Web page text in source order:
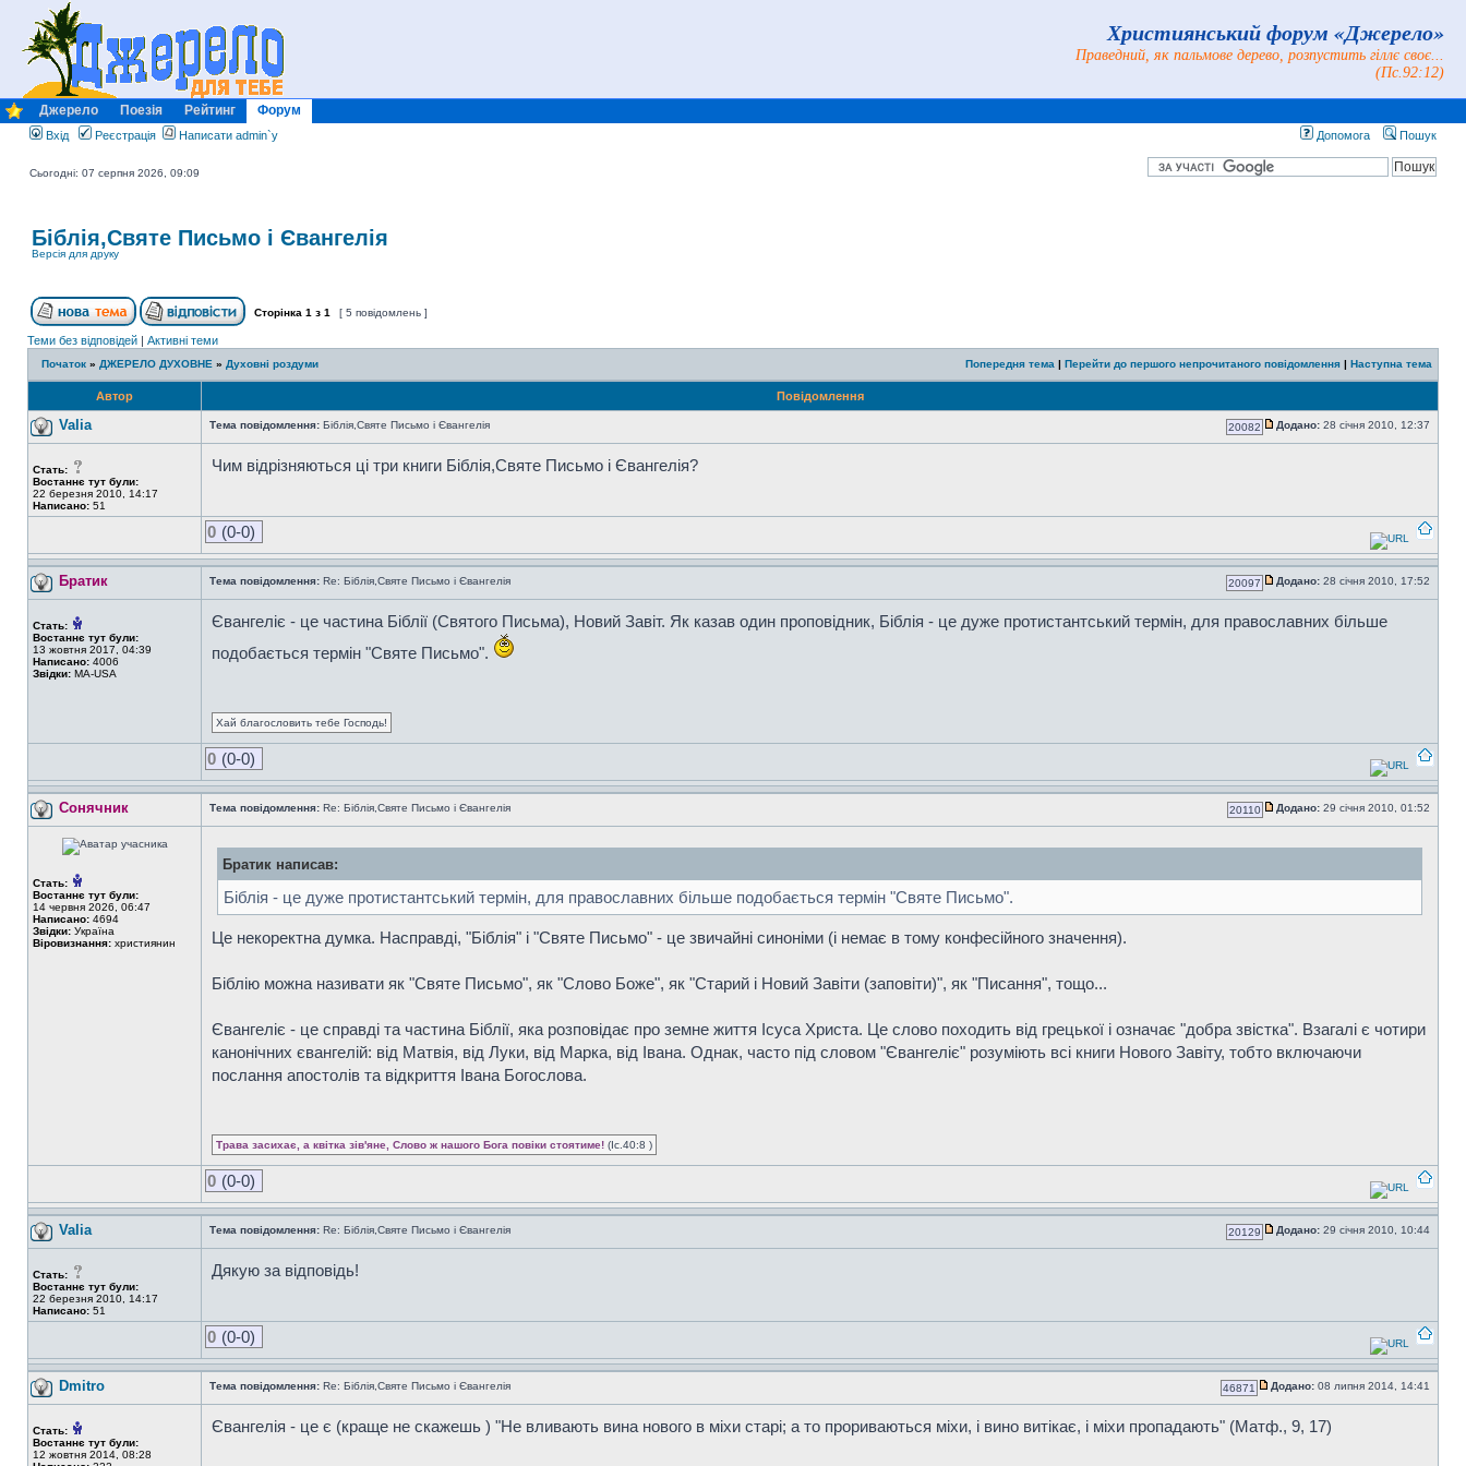
Християнський форум «Джерело»
Праведний, як пальмове дерево, розпустить гіллє своє...
(Пс.92:12)
Джерело Поезія Рейтинг Форум
Вхід Реєстрація Написати admin`у Допомога Пошук
Сьогодні: 07 серпня 2026, 09:09
Біблія,Святе Письмо і Євангелія
Версія для друку
Сторінка 1 з 1 [ 5 повідомлень ]
Теми без відповідей | Активні теми
Початок » ДЖЕРЕЛО ДУХОВНЕ » Духовні роздуми Попередня тема | Перейти до першого непрочитаного повідомлення | Наступна тема
Автор Повідомлення
Valia Тема повідомлення: Біблія,Святе Письмо і Євангелія 20082 Додано: 28 січня 2010, 12:37
Стать:
Востаннє тут були:
22 березня 2010, 14:17
Написано: 51
Чим відрізняються ці три книги Біблія,Святе Письмо і Євангелія?
0 (0-0)
Братик Тема повідомлення: Re: Біблія,Святе Письмо і Євангелія 20097 Додано: 28 січня 2010, 17:52
Стать:
Востаннє тут були:
13 жовтня 2017, 04:39
Написано: 4006
Звідки: MA-USA
Євангеліє - це частина Біблії (Святого Письма), Новий Завіт. Як казав один проповідник, Біблія - це дуже протистантський термін, для православних більше
подобається термін "Святе Письмо".
Хай благословить тебе Господь!
0 (0-0)
Сонячник Тема повідомлення: Re: Біблія,Святе Письмо і Євангелія 20110 Додано: 29 січня 2010, 01:52
Стать:
Востаннє тут були:
14 червня 2026, 06:47
Написано: 4694
Звідки: Україна
Віровизнання: християнин
Братик написав:
Біблія - це дуже протистантський термін, для православних більше подобається термін "Святе Письмо".
Це некоректна думка. Насправді, "Біблія" і "Святе Письмо" - це звичайні синоніми (і немає в тому конфесійного значення).
Біблію можна називати як "Святе Письмо", як "Слово Боже", як "Старий і Новий Завіти (заповіти)", як "Писання", тощо...
Євангеліє - це справді та частина Біблії, яка розповідає про земне життя Ісуса Христа. Це слово походить від грецької і означає "добра звістка". Взагалі є чотири
канонічних євангелій: від Матвія, від Луки, від Марка, від Івана. Однак, часто під словом "Євангеліє" розуміють всі книги Нового Завіту, тобто включаючи
послання апостолів та відкриття Івана Богослова.
Трава засихає, а квітка зів'яне, Слово ж нашого Бога повіки стоятиме! (Іс.40:8 )
0 (0-0)
Valia Тема повідомлення: Re: Біблія,Святе Письмо і Євангелія 20129 Додано: 29 січня 2010, 10:44
Стать:
Востаннє тут були:
22 березня 2010, 14:17
Написано: 51
Дякую за відповідь!
0 (0-0)
Dmitro Тема повідомлення: Re: Біблія,Святе Письмо і Євангелія 46871 Додано: 08 липня 2014, 14:41
Стать:
Востаннє тут були:
12 жовтня 2014, 08:28
Євангелія - це є (краще не скажешь ) "Не вливають вина нового в міхи старі; а то прориваються міхи, і вино витікає, і міхи пропадають" (Матф., 9, 17)